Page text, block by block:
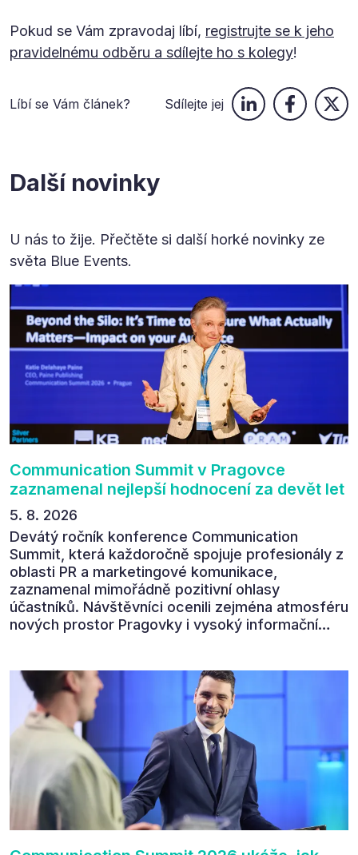
Pokud se Vám zpravodaj líbí, registrujte se k jeho
pravidelnému odběru a sdílejte ho s kolegy!
Líbí se Vám článek? Sdílejte jej
Další novinky
U nás to žije. Přečtěte si další horké novinky ze
světa Blue Events.
Communication Summit v Pragovce
zaznamenal nejlepší hodnocení za devět let
5. 8. 2026
Devátý ročník konference Communication
Summit, která každoročně spojuje profesionály z
oblasti PR a marketingové komunikace,
zaznamenal mimořádně pozitivní ohlasy
účastníků. Návštěvníci ocenili zejména atmosféru
nových prostor Pragovky i vysoký informační
zúčastnit i příštího ročníku. „Příjemná konference,
výborný program, hezké prostory, Daniel Stach
absolutně nejlepší moderátor!!!“ Tak shrnul
Communication Summit jeden z 330 účastníků ve
své zpětné vazbě. Ta potvrdila, co bylo slyšet i
cítit po celý 9. červen v Pragovce – že ročník s
tématem „Od chaosu k dopadu“ se skutečně
povedl.